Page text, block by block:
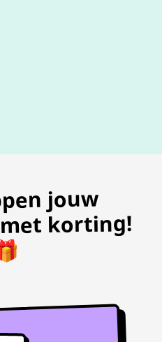
jouw
korting!